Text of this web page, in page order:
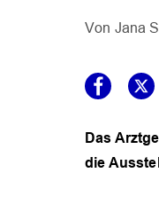
Jana
Das
die